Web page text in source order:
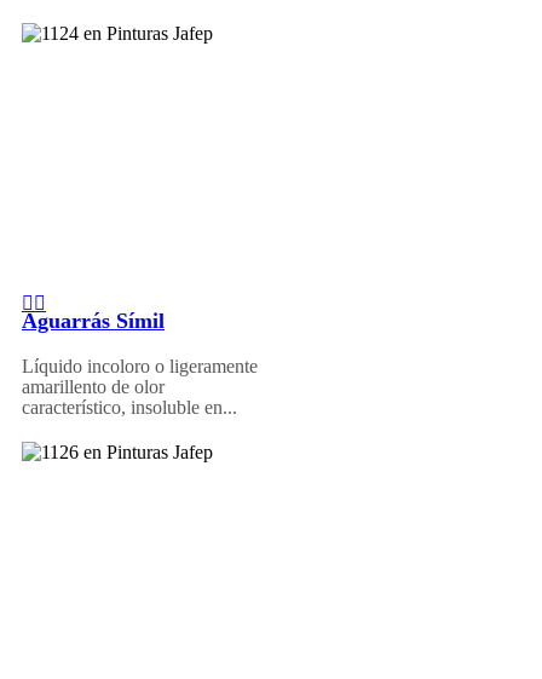
Aguarrás Símil
Líquido incoloro o ligeramente
amarillento de olor
característico, insoluble en...